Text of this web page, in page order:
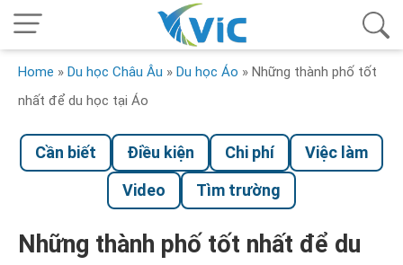
Home » Du học Châu Âu » Du học Áo » Những thành phố tốt
nhất để du học tại Áo
Cần biết Điều kiện Chi phí
Việc làm
Video
Tìm trường
Những thành phố tốt nhất để du